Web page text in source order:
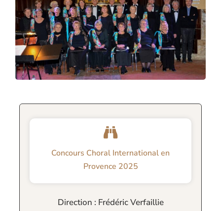
Concours Choral International en
Provence 2025
Direction : Frédéric Verfaillie